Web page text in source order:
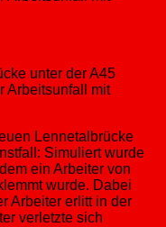
unter der A45
Arbeitsunfall mit
Lennetalbrücke
Simuliert wurde
ein Arbeiter von
wurde. Dabei
Arbeiter erlitt in der
verletzte sich